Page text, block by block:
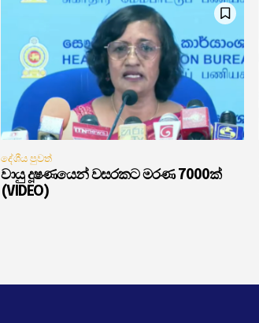
දේශීය පුවත්
වායු දූෂණයෙන් වසරකට මරණ 7000ක්
(VIDEO)